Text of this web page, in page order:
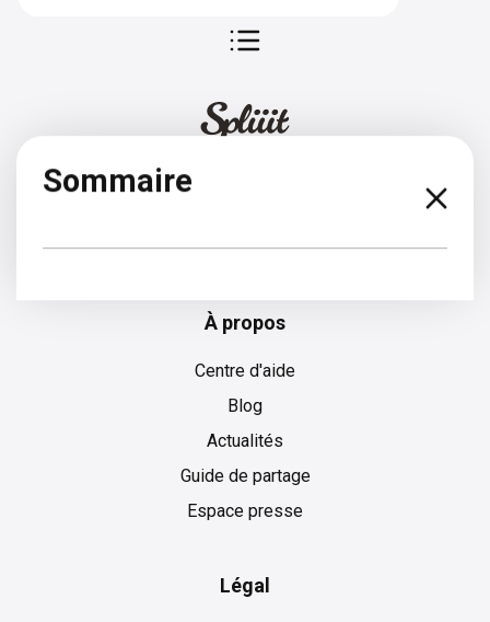
Sommaire
À propos
Centre d'aide
Blog
Actualités
Guide de partage
Espace presse
Légal